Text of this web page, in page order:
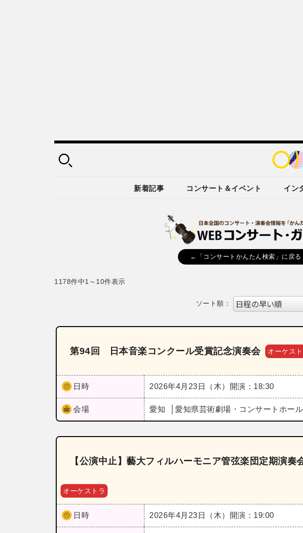
新着記事 コンサート＆イベント イン
←「コンサートかんたん検索」に戻る
1178件中1～10件表示
ソート順：
第94回 日本音楽コンクール受賞記念演奏会 オーケス
日時 2026年4月23日（木） 開演：18:30
会場 愛知 愛知県芸術劇場・コンサートホール
【公演中止】藝大フィルハーモニア管弦楽団定期演奏
オーケストラ
日時 2026年4月23日（木） 開演：19:00